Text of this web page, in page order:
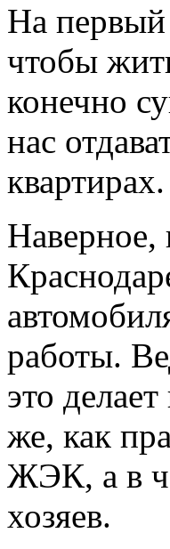
На первый
чтобы
конечно
нас
квартирах.
Наверное,
работы.
это
же, как
ЖЭК, а в
хозяев.